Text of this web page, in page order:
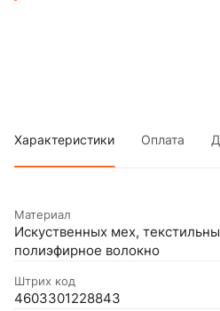
Характеристики Оплата
Материал
Искуственных мех,
полиэфирное волокно
Штрих код
4603301228843